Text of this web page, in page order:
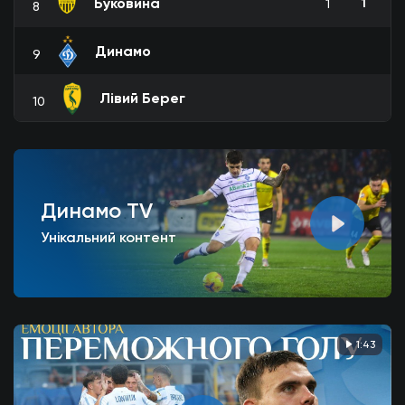
8 1 1
9 Динамо
10 Лівий Берег
Динамо TV
Унікальний контент
1:43